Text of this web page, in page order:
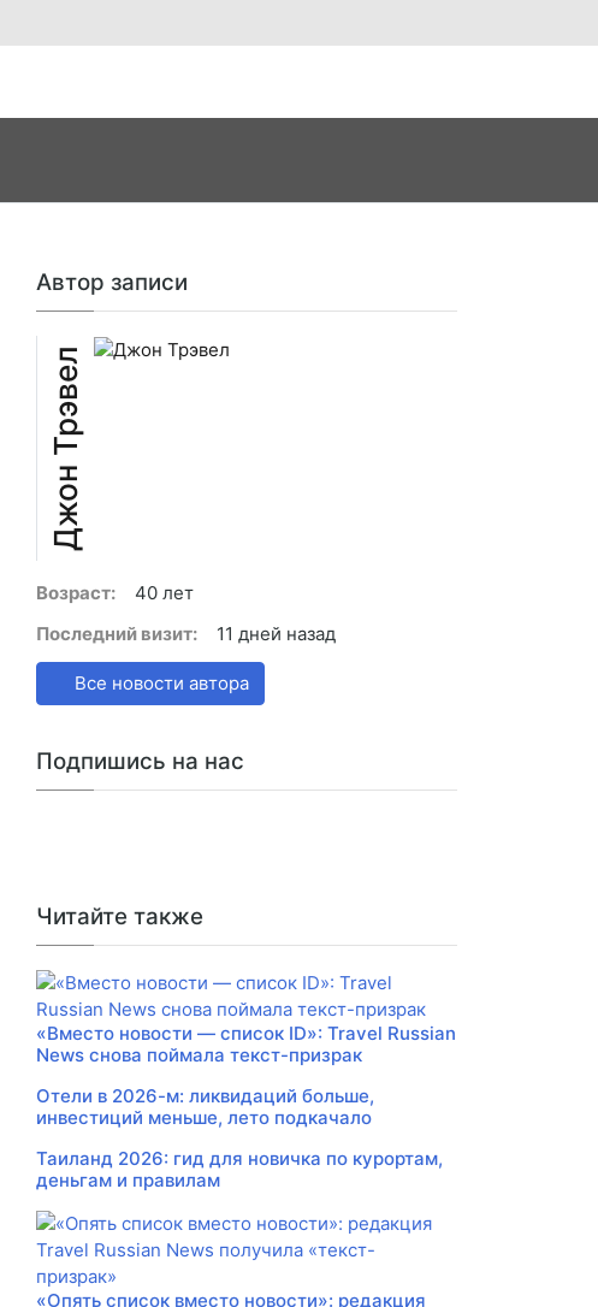
Автор записи
Джон Трэвел
Возраст:
40 лет
Последний визит:
11 дней назад
Все новости автора
Подпишись на нас
Читайте также
«Вместо новости — список ID»: Travel Russian
News снова поймала текст-призрак
Отели в 2026-м: ликвидаций больше,
инвестиций меньше, лето подкачало
Таиланд 2026: гид для новичка по курортам,
деньгам и правилам
«Опять список вместо новости»: редакция